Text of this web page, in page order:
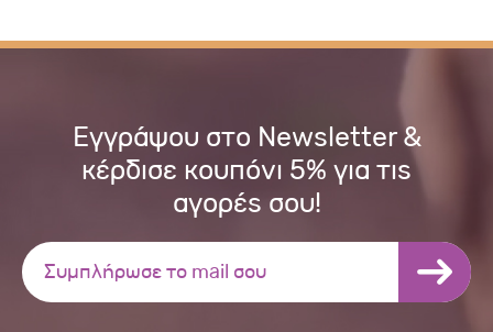
Εγγράψου στο Newsletter &
κέρδισε κουπόνι 5% για τις
αγορές σου!